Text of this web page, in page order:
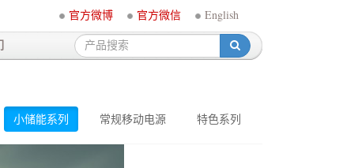
官方微博 官方微信 English
小储能系列 常规移动电源 特色系列